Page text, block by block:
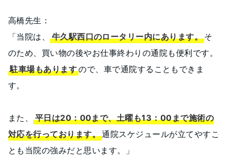
高橋先生：
「当院は、牛久駅西口のロータリー内にあります。そ
のため、買い物の後やお仕事終わりの通院も便利です。
駐車場もありますので、車で通院することもできま
す。
また、平日は20：00まで、土曜も13：00まで施術の
対応を行っております。通院スケジュールが立てやすこ
とも当院の強みだと思います。」